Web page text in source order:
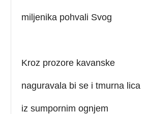
miljenika pohvali Svog
Kroz prozore kavanske
naguravala bi se i tmurna lica
iz sumpornim ognjem